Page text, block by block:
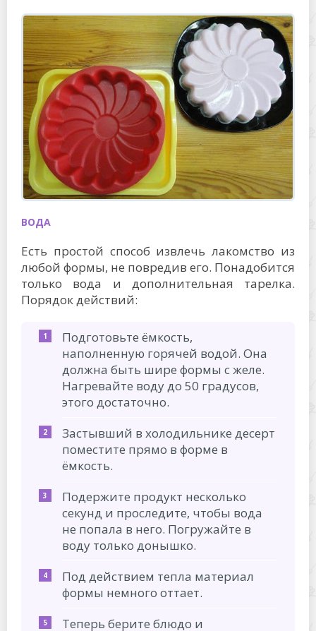
ВОДА
Есть простой способ извлечь лакомство из
любой формы, не повредив его. Понадобится
только вода и дополнительная тарелка.
Порядок действий:
Подготовьте ёмкость,
наполненную горячей водой. Она
должна быть шире формы с желе.
Нагревайте воду до 50 градусов,
этого достаточно.
Застывший в холодильнике десерт
поместите прямо в форме в
ёмкость.
Подержите продукт несколько
секунд и проследите, чтобы вода
не попала в него. Погружайте в
воду только донышко.
Под действием тепла материал
формы немного оттает.
Теперь берите блюдо и